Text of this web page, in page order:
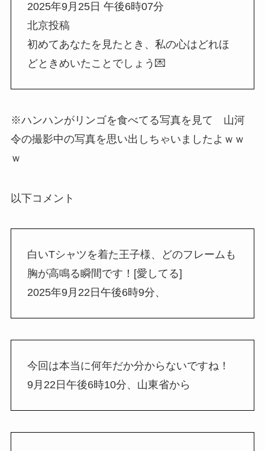
2025年9月25日 午後6時07分
北京投稿
初めてあなたを見たとき、私の心はどれほ
どときめいたことでしょう💌 ​​​
※ハンハンがリンゴを食べてる写真を見て 山河
令の撮影中の写真を思い出しちゃいましたよｗｗ
ｗ
以下コメント
白いTシャツを着た王子様、どのフレームも
胸が高鳴る瞬間です！[愛してる]
2025年9月22日午後6時9分、
今回は本当に何年だか分からないですね！
9月22日午後6時10分、山東省から